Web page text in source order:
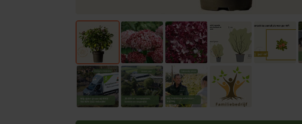
Kamerplanten
Bloempotten